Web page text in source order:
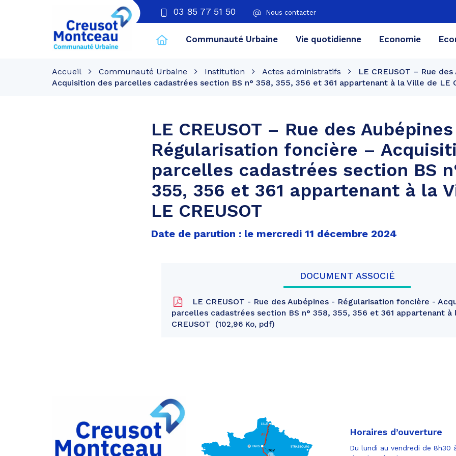
03 85 77 51 50 Nous contacter
Creusot
Montceau
Communauté Urbaine Vie quotidienne Economie
Accueil Communauté Urbaine Institution Actes administratifs
LE CREUSOT – Rue
Acquisition des parcelles cadastrées section BS n° 358, 355, 356 et 361 appartenant à la Ville de LE
LE CREUSOT – Rue des
Régularisation foncière –
parcelles cadastrées section BS
355, 356 et 361 appartenant à la
LE CREUSOT
Date de parution : le mercredi 11 décembre 2024
DOCUMENT ASSOCIÉ
LE CREUSOT - Rue des Aubépines - Régularisation foncière -
parcelles cadastrées section BS n° 358, 355, 356 et 361 appartenant à
CREUSOT
102,96 Ko, pdf
Partager
sur
Facebook
Partager
Horaires d’ouverture
Du lundi au vendredi de 8h30